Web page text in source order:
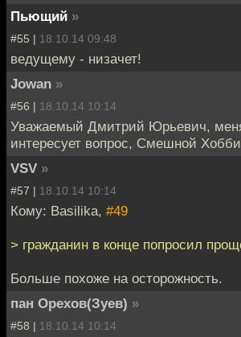
Пьющий »
#55 | 18.10.14 09:48
ведущему - низачет!
Jowan »
#56 | 18.10.14 10:14
Уважаемый Дмитрий Юрьевич,
интересует вопрос, Смешной
VSV »
#57 | 18.10.14 10:14
Кому: Basilika, #49
> гражданин в конце попросил
Больше похоже на осторожность.
пан Орехов(Зуев) »
#58 | 18.10.14 10:14